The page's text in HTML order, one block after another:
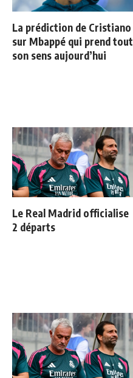
La prédiction de Cristiano
sur Mbappé qui prend tout
son sens aujourd’hui
Le Real Madrid officialise
2 départs